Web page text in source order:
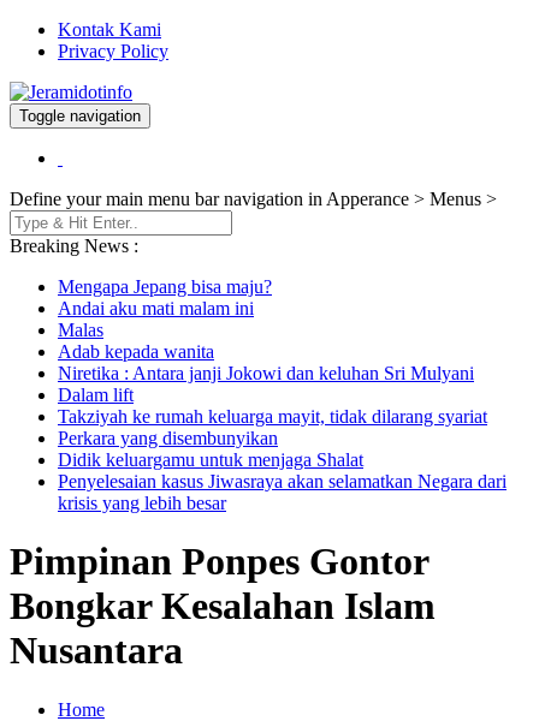
Kontak Kami
Privacy Policy
Jeramidotinfo
Berita dan Informasi Terkini
Toggle navigation
Define your main menu bar navigation in Apperance > Menus >
Breaking News :
Mengapa Jepang bisa maju?
Andai aku mati malam ini
Malas
Adab kepada wanita
Niretika : Antara janji Jokowi dan keluhan Sri Mulyani
Dalam lift
Takziyah ke rumah keluarga mayit, tidak dilarang syariat
Perkara yang disembunyikan
Didik keluargamu untuk menjaga Shalat
Penyelesaian kasus Jiwasraya akan selamatkan Negara dari
krisis yang lebih besar
Pimpinan Ponpes Gontor
Bongkar Kesalahan Islam
Nusantara
Home